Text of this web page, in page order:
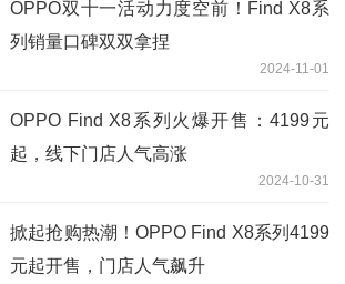
OPPO双十一活动力度空前！Find X8系
列销量口碑双双拿捏
2024-11-01
OPPO Find X8系列火爆开售：4199元
起，线下门店人气高涨
2024-10-31
掀起抢购热潮！OPPO Find X8系列4199
元起开售，门店人气飙升